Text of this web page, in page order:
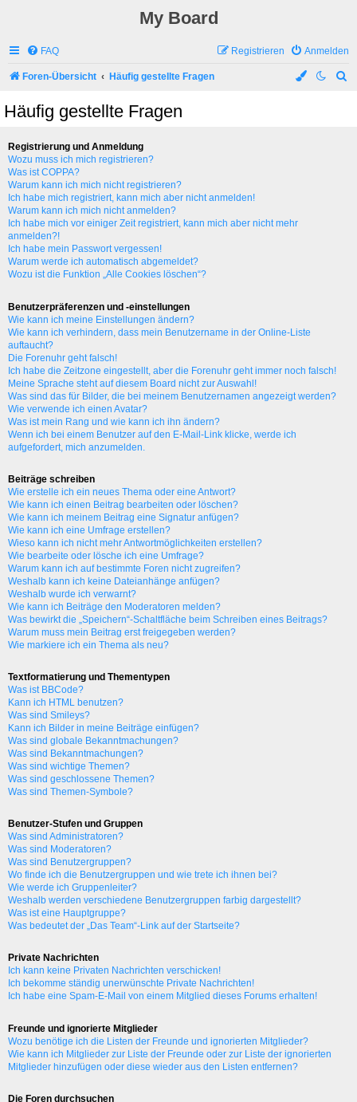
My Board
FAQ Anmelden
Registrieren
Foren-Übersicht Häufig gestellte Fragen
Häufig gestellte Fragen
Registrierung und Anmeldung
Wozu muss ich mich registrieren?
Was ist COPPA?
Warum kann ich mich nicht registrieren?
Ich habe mich registriert, kann mich aber nicht anmelden!
Warum kann ich mich nicht anmelden?
Ich habe mich vor einiger Zeit registriert, kann mich aber nicht mehr
anmelden?!
Ich habe mein Passwort vergessen!
Warum werde ich automatisch abgemeldet?
Wozu ist die Funktion „Alle Cookies löschen“?
Benutzerpräferenzen und -einstellungen
Wie kann ich meine Einstellungen ändern?
Wie kann ich verhindern, dass mein Benutzername in der Online-Liste
auftaucht?
Die Forenuhr geht falsch!
Ich habe die Zeitzone eingestellt, aber die Forenuhr geht immer noch falsch!
Meine Sprache steht auf diesem Board nicht zur Auswahl!
Was sind das für Bilder, die bei meinem Benutzernamen angezeigt werden?
Wie verwende ich einen Avatar?
Was ist mein Rang und wie kann ich ihn ändern?
Wenn ich bei einem Benutzer auf den E-Mail-Link klicke, werde ich
aufgefordert, mich anzumelden.
Beiträge schreiben
Wie erstelle ich ein neues Thema oder eine Antwort?
Wie kann ich einen Beitrag bearbeiten oder löschen?
Wie kann ich meinem Beitrag eine Signatur anfügen?
Wie kann ich eine Umfrage erstellen?
Wieso kann ich nicht mehr Antwortmöglichkeiten erstellen?
Wie bearbeite oder lösche ich eine Umfrage?
Warum kann ich auf bestimmte Foren nicht zugreifen?
Weshalb kann ich keine Dateianhänge anfügen?
Weshalb wurde ich verwarnt?
Wie kann ich Beiträge den Moderatoren melden?
Was bewirkt die „Speichern“-Schaltfläche beim Schreiben eines Beitrags?
Warum muss mein Beitrag erst freigegeben werden?
Wie markiere ich ein Thema als neu?
Textformatierung und Thementypen
Was ist BBCode?
Kann ich HTML benutzen?
Was sind Smileys?
Kann ich Bilder in meine Beiträge einfügen?
Was sind globale Bekanntmachungen?
Was sind Bekanntmachungen?
Was sind wichtige Themen?
Was sind geschlossene Themen?
Was sind Themen-Symbole?
Benutzer-Stufen und Gruppen
Was sind Administratoren?
Was sind Moderatoren?
Was sind Benutzergruppen?
Wo finde ich die Benutzergruppen und wie trete ich ihnen bei?
Wie werde ich Gruppenleiter?
Weshalb werden verschiedene Benutzergruppen farbig dargestellt?
Was ist eine Hauptgruppe?
Was bedeutet der „Das Team“-Link auf der Startseite?
Private Nachrichten
Ich kann keine Privaten Nachrichten verschicken!
Ich bekomme ständig unerwünschte Private Nachrichten!
Ich habe eine Spam-E-Mail von einem Mitglied dieses Forums erhalten!
Freunde und ignorierte Mitglieder
Wozu benötige ich die Listen der Freunde und ignorierten Mitglieder?
Wie kann ich Mitglieder zur Liste der Freunde oder zur Liste der ignorierten
Mitglieder hinzufügen oder diese wieder aus den Listen entfernen?
Die Foren durchsuchen